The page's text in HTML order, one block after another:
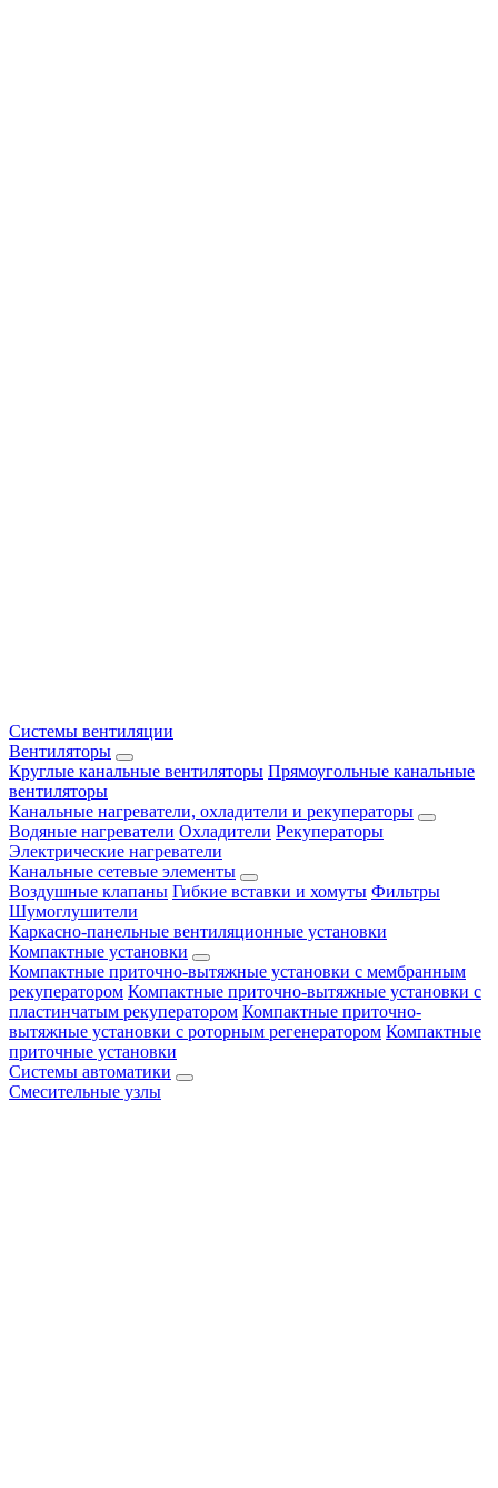
Системы вентиляции
Вентиляторы
Круглые канальные вентиляторы Прямоугольные канальные
вентиляторы
Канальные нагреватели, охладители и рекуператоры
Водяные нагреватели Охладители Рекуператоры
Электрические нагреватели
Канальные сетевые элементы
Воздушные клапаны Гибкие вставки и хомуты Фильтры
Шумоглушители
Каркасно-панельные вентиляционные установки
Компактные установки
Компактные приточно-вытяжные установки с мембранным
рекуператором Компактные приточно-вытяжные установки с
пластинчатым рекуператором Компактные приточно-
вытяжные установки с роторным регенератором Компактные
приточные установки
Системы автоматики
Смесительные узлы